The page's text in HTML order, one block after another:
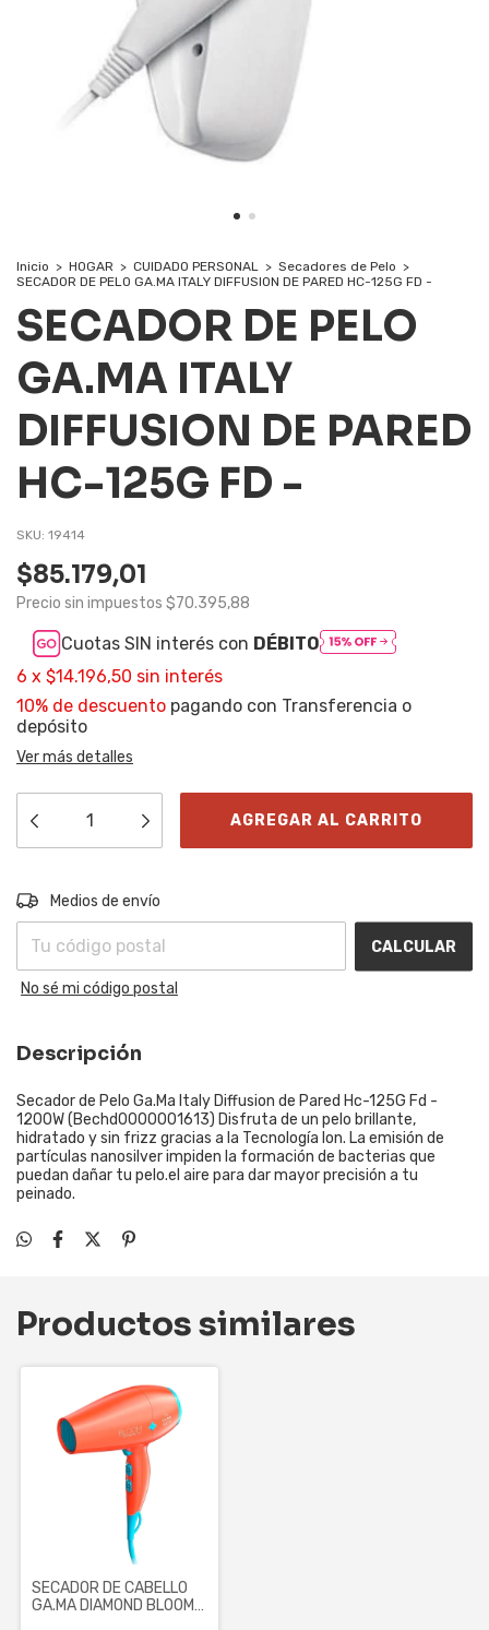
Inicio > HOGAR > CUIDADO PERSONAL > Secadores de Pelo >
SECADOR DE PELO GA.MA ITALY DIFFUSION DE PARED HC-125G FD -
SECADOR DE PELO
GA.MA ITALY
DIFFUSION DE PARED
HC-125G FD -
SKU: 19414
$85.179,01
Precio sin impuestos $70.395,88
Cuotas SIN interés con DÉBITO
6 x $14.196,50 sin interés
10% de descuento pagando con Transferencia o
depósito
Ver más detalles
Entregas para el CP:
Medios de envío
CALCULAR
No sé mi código postal
Descripción
Secador de Pelo Ga.Ma Italy Diffusion de Pared Hc-125G Fd -
1200W (Bechd0000001613) Disfruta de un pelo brillante,
hidratado y sin frizz gracias a la Tecnología Ion. La emisión de
partículas nanosilver impiden la formación de bacterias que
puedan dañar tu pelo.el aire para dar mayor precisión a tu
peinado.
Productos similares
SECADOR DE CABELLO
GA.MA DIAMOND BLOOM